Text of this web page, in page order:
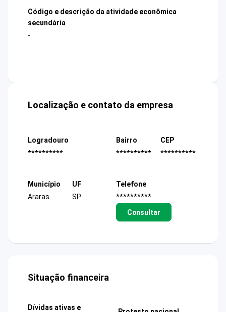
Código e descrição da atividade econômica
secundária
-
Localização e contato da empresa
Logradouro
**********
Bairro
**********
CEP
**********
Município
Araras
UF
SP
Telefone
**********
Consultar
Situação financeira
Dívidas ativas e